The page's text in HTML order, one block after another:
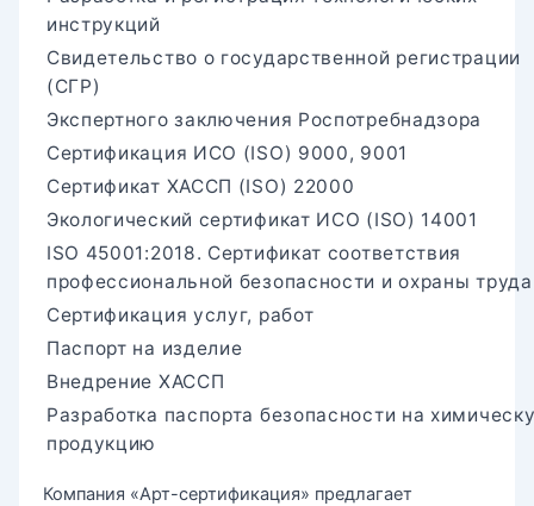
инструкций
Свидетельство о государственной регистрации
(СГР)
Экспертного заключения Роспотребнадзора
Сертификация ИСО (ISO) 9000, 9001
Сертификат ХАССП (ISO) 22000
Экологический сертификат ИСО (ISO) 14001
ISO 45001:2018. Сертификат соответствия
профессиональной безопасности и охраны труда
Сертификация услуг, работ
Паспорт на изделие
Внедрение ХАССП
Разработка паспорта безопасности на
продукцию
Компания «Арт-сертификация» предлагает